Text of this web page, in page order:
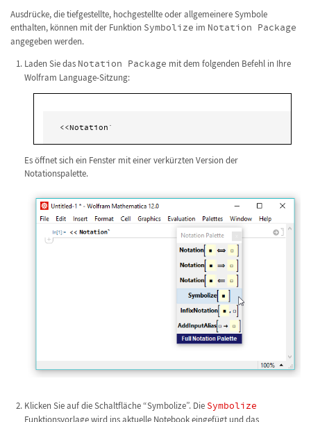
Ausdrücke, die tiefgestellte, hochgestellte oder allgemeinere Symbole
enthalten, können mit der Funktion Symbolize im Notation Package
angegeben werden.
Laden Sie das Notation Package mit dem folgenden Befehl in Ihre
Wolfram Language-Sitzung:
<<Notation`
Es öffnet sich ein Fenster mit einer verkürzten Version der
Notationspalette.
Klicken Sie auf die Schaltfläche “Symbolize”. Die Symbolize
Funktionsvorlage wird ins aktuelle Notebook eingefügt und das